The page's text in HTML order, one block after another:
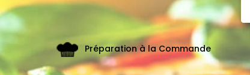
Vos
Avis
Préparation à la Commande